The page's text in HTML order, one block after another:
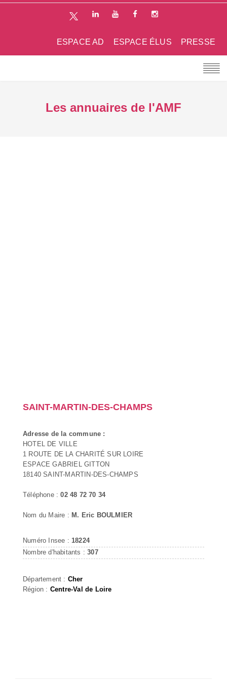
PRESSE
ESPACE ÉLUS
ESPACE AD
Les annuaires de l'AMF
SAINT-MARTIN-DES-CHAMPS
Adresse de la commune :
HOTEL DE VILLE
1 ROUTE DE LA CHARITÉ SUR LOIRE
ESPACE GABRIEL GITTON
18140 SAINT-MARTIN-DES-CHAMPS
Téléphone :02 48 72 70 34
Nom du Maire : M. Eric BOULMIER
Numéro Insee : 18224
Nombre d'habitants :307
Département : Cher
Région : Centre-Val de Loire